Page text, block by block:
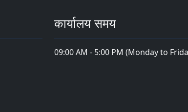
कार्यालय समय
09:00 AM - 5:00 PM (Monday to